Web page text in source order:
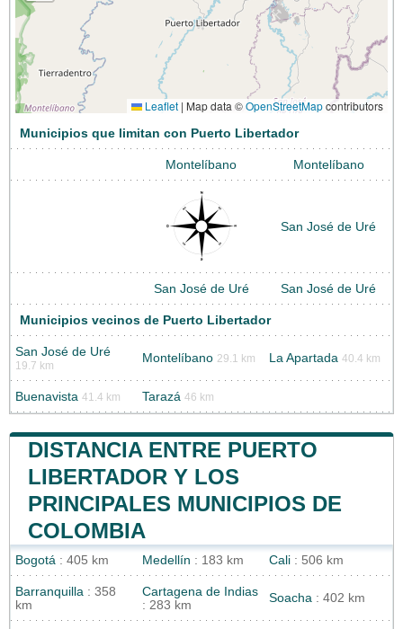
Leaflet | Map data ©OpenStreetMapcontributors
Municipios que limitan con Puerto Libertador
Montelíbano Montelíbano
San José de Uré
San José de Uré San José de Uré
Municipios vecinos de Puerto Libertador
San José de Uré
19.7 km
Montelíbano 29.1 km La Apartada 40.4 km
Buenavista 41.4 km Tarazá 46 km
DISTANCIA ENTRE PUERTO
LIBERTADOR Y LOS
PRINCIPALES MUNICIPIOS DE
COLOMBIA
Bogotá : 405 km Medellín : 183 km Cali : 506 km
Barranquilla : 358
km
Cartagena de Indias
: 283 km
Soacha : 402 km